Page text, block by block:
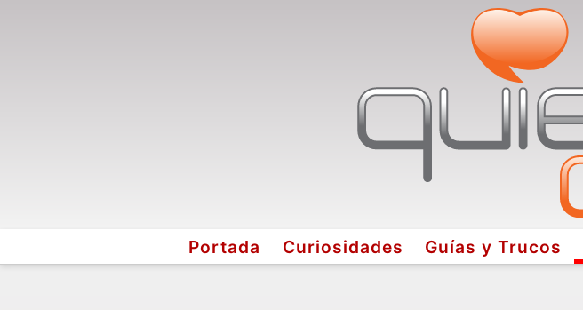
Portada Curiosidades Guías y Trucos